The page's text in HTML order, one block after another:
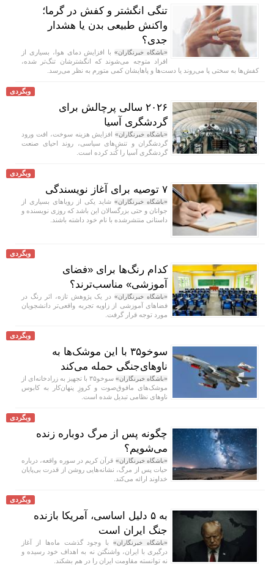
تنگی انگشتر و کفش در گرما؛
واکنش طبیعی بدن یا هشدار
جدی؟
«باشگاه خبرنگاران»با افزایش دمای هوا، بسیاری از
افراد متوجه می‌شوند که انگشترشان تنگ‌تر شده،
کفش‌ها به سختی پا می‌روند یا دست‌ها و پاهایشان کمی متورم به نظر می‌رسد.
وبگردی
۲۰۲۶ سالی پرچالش برای
گردشگری آسیا
«باشگاه خبرنگاران»افزایش هزینه سوخت، افت ورود
گردشگران و تنش‌های سیاسی، روند احیای صنعت
گردشگری آسیا را کُند کرده است.
وبگردی
۷ توصیه برای آغاز نویسندگی
«باشگاه خبرنگاران» شاید یکی از رویا‌های بسیاری از
جوانان و حتی بزرگسالان این باشد که روزی نویسنده و
داستانی منتشرشده با نام خود داشته باشند.
وبگردی
کدام رنگ‌ها برای «فضای
آموزشی» مناسب‌ترند؟
«باشگاه خبرنگاران»در یک پژوهش تازه، اثر رنگ در
فضا‌های آموزشی از زاویه تجربه واقعی‌تر دانشجویان
مورد توجه قرار گرفت.
وبگردی
سوخو۳۵ با این موشک‌ها به
ناوهای‌جنگی حمله می‌کند
«باشگاه خبرنگاران»
سوخو۳۵ با تجهیز به زرادخانه‌ای از
موشک‌های مافوق‌صوت و کروزِ پنهان‌کار به کابوس
ناو‌های نظامی تبدیل شده است.
وبگردی
چگونه پس از مرگ دوباره زنده
می‌شویم؟
«باشگاه خبرنگاران» قرآن کریم در سوره واقعه، درباره
حیات پس از مرگ، نشانه‌هایی روشن از قدرت بی‌پایان
خداوند ارائه می‌کند.
وبگردی
به ۵ دلیل اساسی، آمریکا بازنده
جنگ ایران است
«باشگاه خبرنگاران»با وجود گذشت ماه‌ها از آغاز
درگیری با ایران، واشنگتن نه به اهداف خود رسیده و
نه توانسته مقاومت ایران را در هم بشکند.